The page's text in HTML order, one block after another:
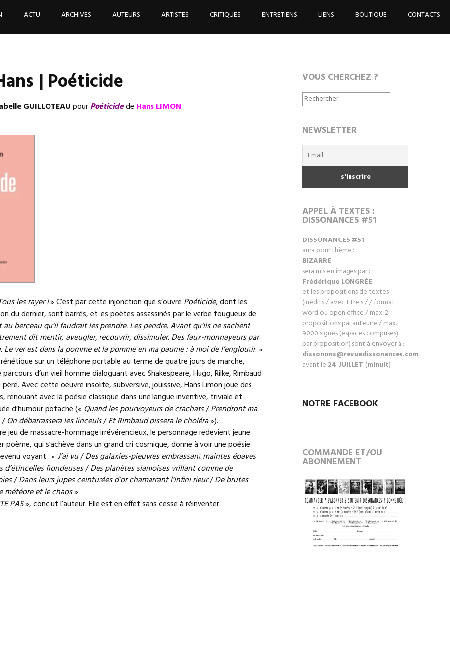
ACTU ARCHIVES AUTEURS ARTISTES CRITIQUES ENTRETIENS LIENS BOUTIQUE CONTACTS
| Poéticide
GUILLOTEAUpourPoéticidede Hans LIMON
les rayer !» C’est par cette injonction que s’ouvre Poéticide, dont les
du dernier, sont barrés, et les poètes assassinés par le verbe fougueux de
au berceau qu’il faudrait les prendre. Les pendre. Avant qu’ils ne sachent
dit mentir, aveugler, recouvrir, dissimuler. Des faux-monnayeurs par
ver est dans la pomme et la pomme en ma paume : à moi de l’engloutir. »
sur un téléphone portable au terme de quatre jours de marche,
d’un vieil homme dialoguant avec Shakespeare, Hugo, Rilke, Rimbaud
Avec cette oeuvre insolite, subversive, jouissive, Hans Limon joue des
renouant avec la poésie classique dans une langue inventive, triviale et
d’humour potache (« Quand les pourvoyeurs de crachats/Prendront ma
/On débarrassera les linceuls/Et Rimbaud pissera le choléra»).
jeu de massacre-hommage irrévérencieux, le personnage redevient jeune
poème, qui s’achève dans un grand cri cosmique, donne à voir une poésie
voyant : «J’ai vu/Des galaxies-pieuvres embrassant maintes épaves
d’étincelles frondeuses/Des planètes siamoises vrillant comme de
/Dans leurs jupes ceinturées d’or chamarrant l’infini rieur/De brutes
météore et le chaos»
PAS», conclut l’auteur. Elle est en effet sans cesse à réinventer.
VOUS CHERCHEZ ?
Rechercher :
NEWSLETTER
APPEL À TEXTES :
DISSONANCES #51
DISSONANCES #51
aura pour thème :
BIZARRE
sera mis en images par :
Frédérique LONGRÉE
et les propositions de textes
(inédits / avec titre·s / / format
word ou open office / max. 2
propositions par auteur·e / max.
9000 signes (espaces comprises)
par proposition) sont à envoyer à :
dissonons@revuedissonances.com
avant le 24 JUILLET (minuit)
NOTRE FACEBOOK
COMMANDE ET/OU
ABONNEMENT